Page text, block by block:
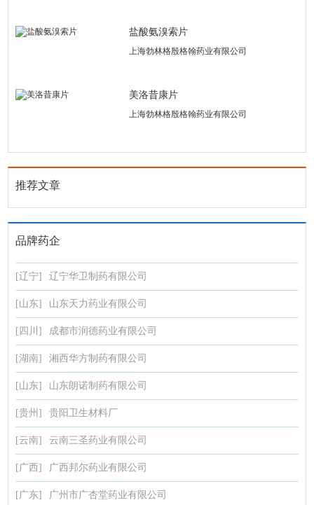
盐酸氨溴索片
上海勃林格殷格翰药业有限公司
美洛昔康片
上海勃林格殷格翰药业有限公司
推荐文章
品牌药企
[辽宁] 辽宁华卫制药有限公司
[山东] 山东天力药业有限公司
[四川] 成都市润德药业有限公司
[湖南] 湘西华方制药有限公司
[山东] 山东朗诺制药有限公司
[贵州] 贵阳卫生材料厂
[云南] 云南三圣药业有限公司
[广西] 广西邦尔药业有限公司
[广东] 广州市广杏堂药业有限公司